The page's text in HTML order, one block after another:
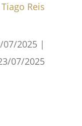
Reis
07/2025 |
07/2025